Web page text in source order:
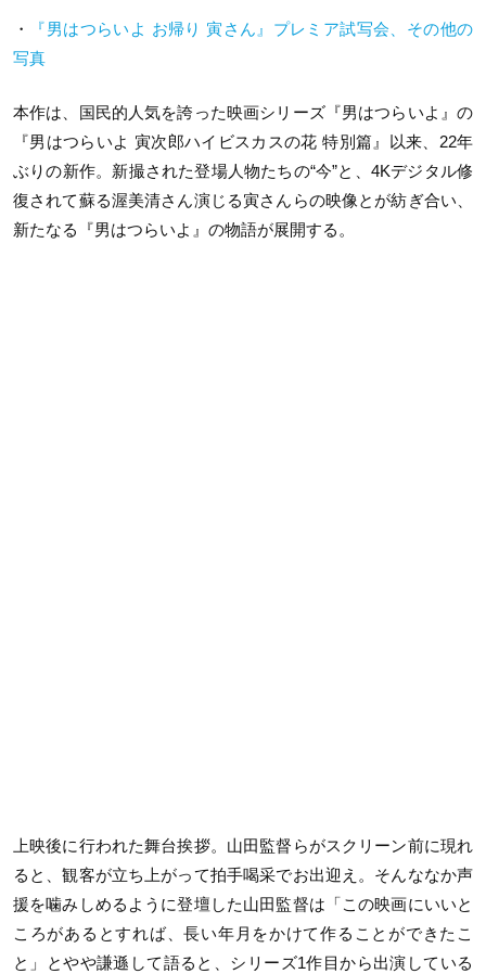
・
『男はつらいよ お帰り 寅さん』プレミア試写会、その他の
写真
本作は、国民的人気を誇った映画シリーズ『男はつらいよ』の
『男はつらいよ 寅次郎ハイビスカスの花 特別篇』以来、22年
ぶりの新作。新撮された登場人物たちの“今”と、4Kデジタル修
復されて蘇る渥美清さん演じる寅さんらの映像とが紡ぎ合い、
新たなる『男はつらいよ』の物語が展開する。
上映後に行われた舞台挨拶。山田監督らがスクリーン前に現れ
ると、観客が立ち上がって拍手喝采でお出迎え。そんななか声
援を噛みしめるように登壇した山田監督は「この映画にいいと
ころがあるとすれば、長い年月をかけて作ることができたこ
と」とやや謙遜して語ると、シリーズ1作目から出演している